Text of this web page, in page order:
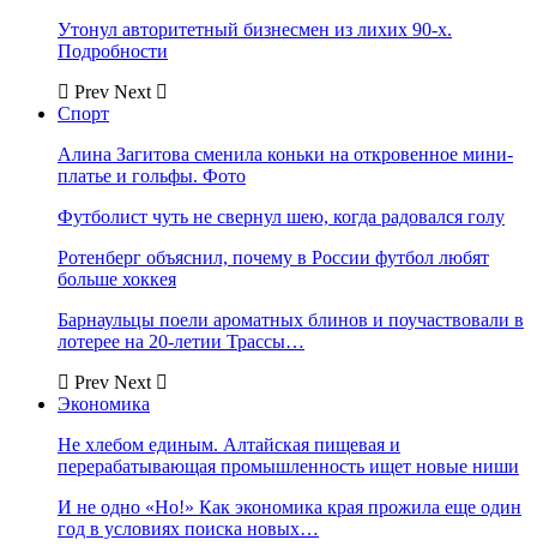
Утонул авторитетный бизнесмен из лихих 90-х.
Подробности
Prev Next
Спорт
Алина Загитова сменила коньки на откровенное мини-
платье и гольфы. Фото
Футболист чуть не свернул шею, когда радовался голу
Ротенберг объяснил, почему в России футбол любят
больше хоккея
Барнаульцы поели ароматных блинов и поучаствовали в
лотерее на 20-летии Трассы…
Prev Next
Экономика
Не хлебом единым. Алтайская пищевая и
перерабатывающая промышленность ищет новые ниши
И не одно «Но!» Как экономика края прожила еще один
год в условиях поиска новых…